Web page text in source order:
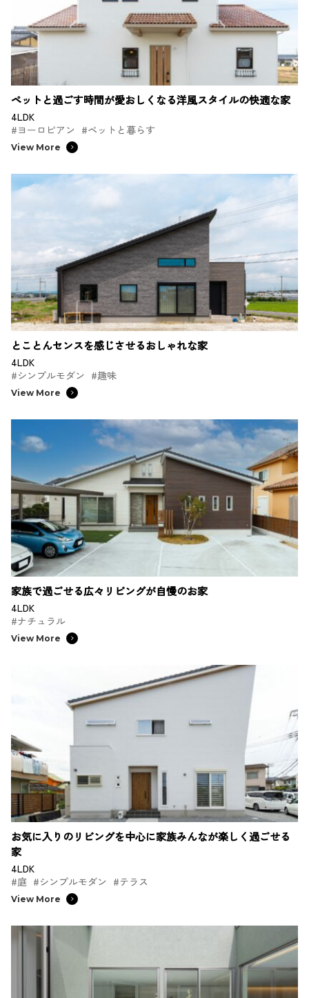
ペットと過ごす時間が愛おしくなる洋風スタイルの快適な家
4LDK
#ヨーロピアン #ペットと暮らす
View More
とことんセンスを感じさせるおしゃれな家
4LDK
#シンプルモダン #趣味
View More
家族で過ごせる広々リビングが自慢のお家
4LDK
#ナチュラル
View More
お気に入りのリビングを中心に家族みんなが楽しく過ごせる
家
4LDK
#庭 #シンプルモダン #テラス
View More